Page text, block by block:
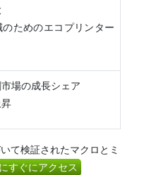
ためのエコプリンター
場の成長シェア
て検証されたマクロとミ
すぐにアクセス